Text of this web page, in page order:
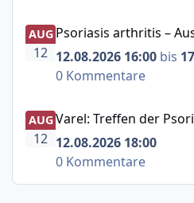
Psoriasis arthritis –
AUG
12
Psoriasis arthritis –
12.08.2026 16:00 bis
0 Kommentare
Varel: Treffen der Psoriasis-
AUG
12
Varel: Treffen der
12.08.2026 18:00
0 Kommentare